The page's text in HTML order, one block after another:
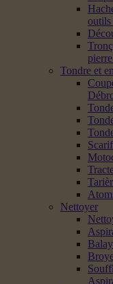
outils
Tondre et
Nettoyer